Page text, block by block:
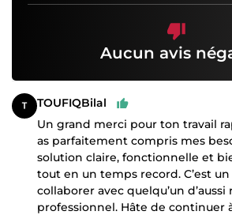
Aucun avis
TOUFIQBilal
Un grand merci pour ton travail
as parfaitement compris mes
solution claire, fonctionnelle et
tout en un temps record. C’est
collaborer avec quelqu’un
professionnel. Hâte de continuer